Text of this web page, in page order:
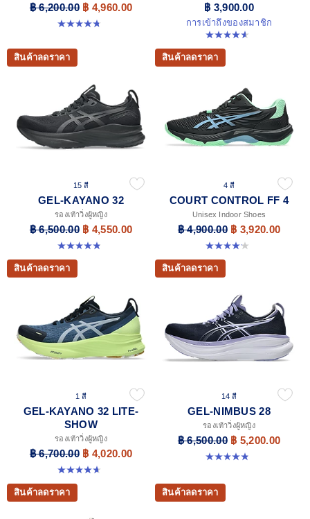
฿ 6,200.00 ฿ 4,960.00
4.7 จาก 5 ดาว 38 รีวิว
฿ 3,900.00
การเข้าถึงของสมาชิก
4.6 จาก 5 ดาว 43 รีวิว
สินค้าลดราคา
15 สี
GEL-KAYANO 32
รองเท้าวิ่งผู้หญิง
฿ 6,500.00 ฿ 4,550.00
4.8 จาก 5 ดาว 392 รีวิว
สินค้าลดราคา
4 สี
COURT CONTROL FF 4
Unisex Indoor Shoes
฿ 4,900.00 ฿ 3,920.00
4.2 จาก 5 ดาว 5 รีวิว
สินค้าลดราคา
1 สี
GEL-KAYANO 32 LITE-
SHOW
รองเท้าวิ่งผู้หญิง
฿ 6,700.00 ฿ 4,020.00
4.7 จาก 5 ดาว 12 รีวิว
สินค้าลดราคา
14 สี
GEL-NIMBUS 28
รองเท้าวิ่งผู้หญิง
฿ 6,500.00 ฿ 5,200.00
4.8 จาก 5 ดาว 183 รีวิว
สินค้าลดราคา สินค้าลดราคา